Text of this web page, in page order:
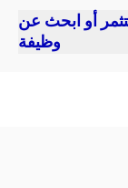
أو ابحث عن
وظيفة